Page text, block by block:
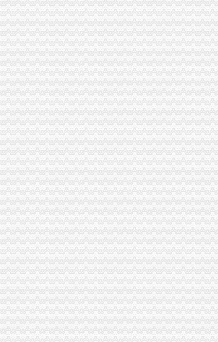
增值税普通发票-110网
北京增值税普通发票真伪查询系统入口_北京普通发票真伪查询_会计网
增值税普通发票如何开具红字发票？_税屋网——第一时间递财税政
如何开增值税普通发票_百度经验
增值税普通发票样本_格子啦
税务总局：今起开增值税普通发票需提供税号-中新网
增值税普通发票能扣么
增值税普通发票防伪出新招！新鉴别方法看这里_税务频道_红网
增值税普通发票使用中存在的问题-财经频道-金融界
微博投票——上海增值税普通发票
河南增值税普通发票真伪查询系统-郑州信息网
税务总局决定调整增值税普通发票防伪措施-新华网
增值税普通发票_腾讯
增值税普通发票作废
增值税普通发票
什么是增值税发票？和普通发票有什么区别？-育路外贸网
增值税普通发票税率是几多？_教育联展网
[求助]开增值税专用发票和增值税普通发票有什么区别？_中华会计网校
什么是增值税发票？和普通发票有什么区别？-法律快车报关商检
增值税普通发票也能够进行扣了？—多有米
增值税普通发票如何入账_已解决-阿里巴巴生意经
广西国税增值税普通发票
增值税电子发票“登陆”万州—三峡媒网—万州门户|华龙网渝东北网
税务总局：今起开增值税普通发票需提供税号-上游新闻汇聚向上的力量
增值税发票和普通发票有哪些区别
税务总局：今起开增值税普通发票需提供税号_证券时报网
关于采集增值税普通发票信息的通知
7月起,开具普通增值税发票有新规！_服务推荐_中国网
增值税普通发票开票软件-CSDN下载
增值税普通发票定义
开具增值税普通发票只需要公司名称,其他的都不需要_财经头条
增值税普通发票到底怎么开？_税务频道_红网
[旧书勘误]再谈增值税专用发票、增值税普通发票、普通发票